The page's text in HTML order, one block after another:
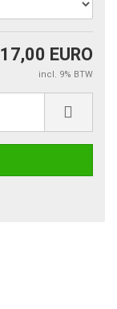
17,00 EURO
incl. 9% BTW